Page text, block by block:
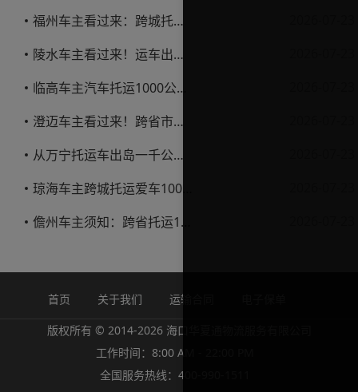
福州车主看过来：跨城托运1000公里，这笔账要怎么算才不亏
陵水车主看过来！运车出岛一千公里，这笔账得这么算
临高车主汽车托运1000公里省钱避坑指南
澄迈车主看过来！跨省市托运私家车，这些账得算明白
从万宁托运车出岛一千公里，这笔钱该怎么花才不踩坑
儋州车主须知：跨省托运1000公里费用怎么算？
首页 关于我们 运输合同
版权所有 © 2014-2026 海口华夏通物流服务有限公司
工作时间：8:00 AM - 22:00 PM
全国服务热线：400-990-1511